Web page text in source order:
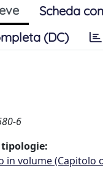
Scheda
(DC)
6
in volume (Capitolo